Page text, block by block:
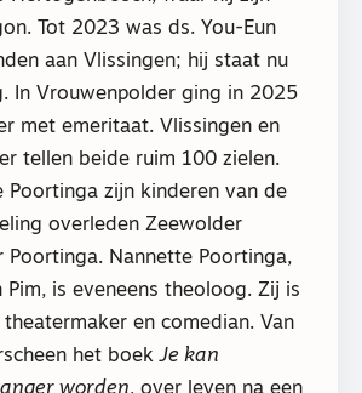
Tot 2023 was ds. You-Eun
aan Vlissingen; hij staat nu
In Vrouwenpolder ging in 2025
met emeritaat. Vlissingen en
tellen beide ruim 100 zielen.
Poortinga zijn kinderen van de
overleden Zeewolder
Poortinga. Nannette Poortinga,
is eveneens theoloog. Zij is
en comedian. Van
het boekJe kan
worden, over leven na een